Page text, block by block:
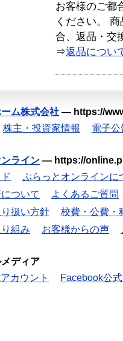
お客様のご都
ください。
合、返品・交
⇒返品につい
ム株式会社 — https://
株主・投資家情報 電子公
ライン — https://
ぷらっとオンラインに
ついて
よくあるご質問
扱い方針
校費・公費・
り組み
お客様からの声
ディア
カウント
Facebook公